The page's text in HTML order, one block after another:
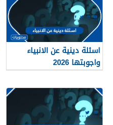
اسئلة دينية عن الانبياء
واجوبتها 2026